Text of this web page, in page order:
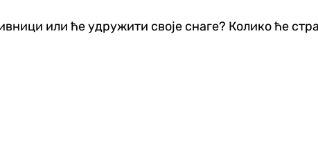
или ће удружити своје снаге? Колико ће